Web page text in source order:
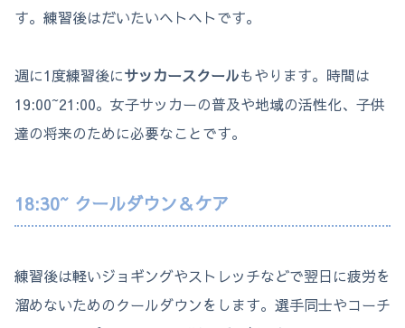
す。練習後はだいたいヘトヘトです。
週に1度練習後にサッカースクールもやります。時間は
19:00~21:00。女子サッカーの普及や地域の活性化、子供
達の将来のために必要なことです。
18:30~ クールダウン＆ケア
練習後は軽いジョギングやストレッチなどで翌日に疲労を
溜めないためのクールダウンをします。選手同士やコーチ